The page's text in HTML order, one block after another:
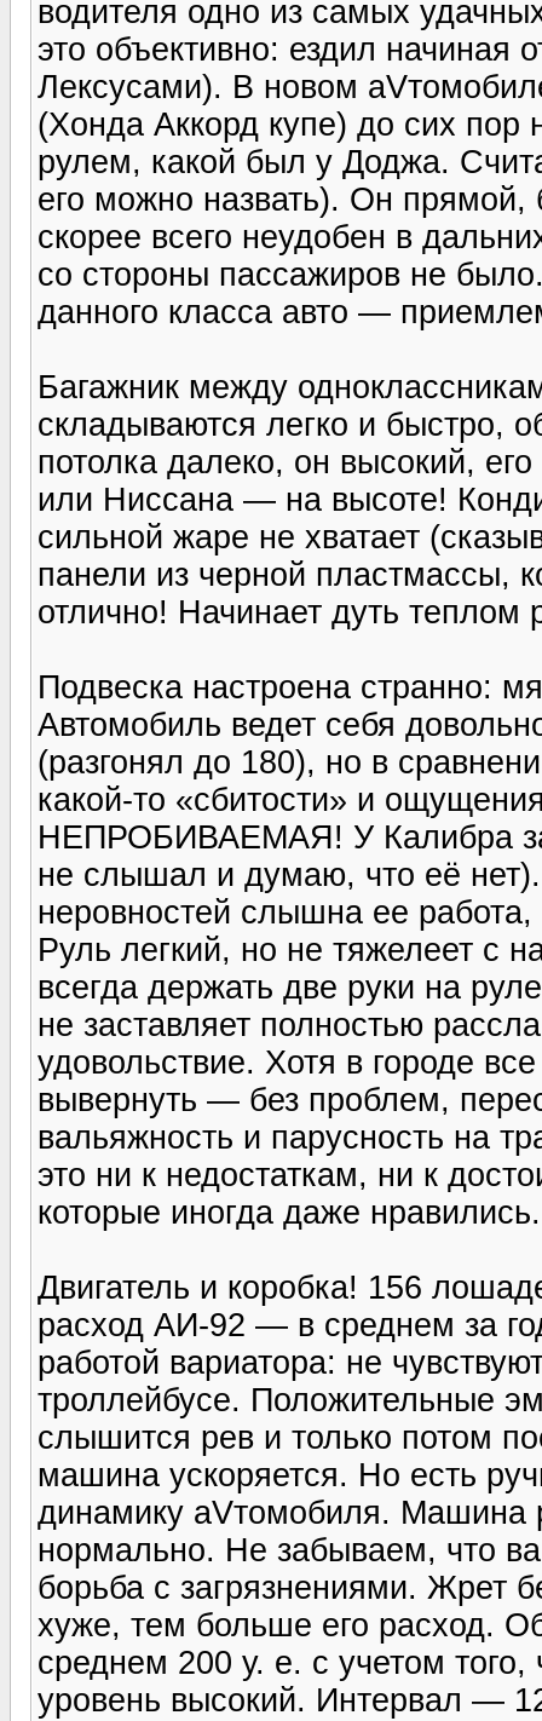
водителя одно из самых
это объективно: ездил начиная
Лексусами). В новом
(Хонда Аккорд купе) до сих пор
рулем, какой был у Доджа.
его можно назвать). Он
скорее всего неудобен в
со стороны пассажиров не
данного класса авто —
Багажник между
складываются легко и быстро,
потолка далеко, он высокий,
или Ниссана — на высоте!
сильной жаре не хватает
панели из черной пластмассы,
отлично! Начинает дуть
Подвеска настроена странно:
Автомобиль ведет себя
(разгонял до 180), но в
какой-то «сбитости» и
НЕПРОБИВАЕМАЯ! У Калибра
не слышал и думаю, что её
неровностей слышна ее
Руль легкий, но не тяжелеет с
всегда держать две руки на
не заставляет полностью
удовольствие. Хотя в городе
вывернуть — без проблем,
вальяжность и парусность на
это ни к недостаткам, ни к
которые иногда даже
Двигатель и коробка! 156
расход АИ-92 — в среднем за
работой вариатора: не
троллейбусе. Положительные
слышится рев и только потом
машина ускоряется. Но есть
динамику аVтомобиля. Машина
нормально. Не забываем, что
борьба с загрязнениями. Жрет
хуже, тем больше его расход.
среднем 200 у. е. с учетом
уровень высокий. Интервал —